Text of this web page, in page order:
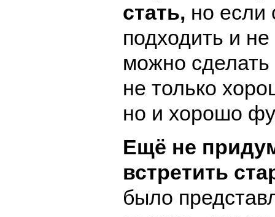
стать, но если
подходить и не
можно сделать
не только
но и хорошо
Ещё не
встретить
было